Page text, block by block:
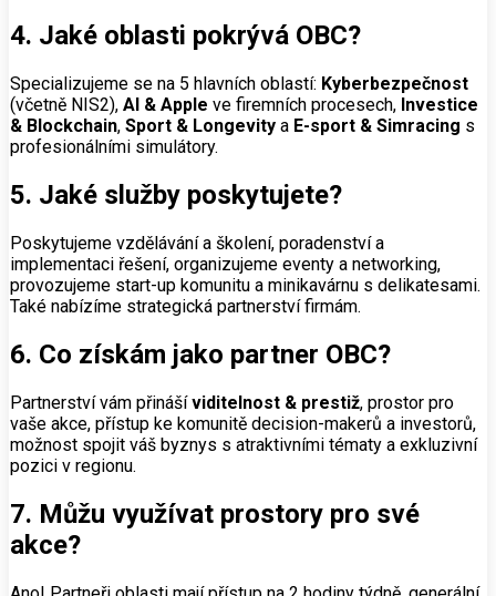
4. Jaké oblasti pokrývá OBC?
Specializujeme se na 5 hlavních oblastí: Kyberbezpečnost
(včetně NIS2), AI & Apple ve firemních procesech, Investice
& Blockchain, Sport & Longevity a E-sport & Simracing s
profesionálními simulátory.
5. Jaké služby poskytujete?
Poskytujeme vzdělávání a školení, poradenství a
implementaci řešení, organizujeme eventy a networking,
provozujeme start-up komunitu a minikavárnu s delikatesami.
Také nabízíme strategická partnerství firmám.
6. Co získám jako partner OBC?
Partnerství vám přinášíviditelnost & prestiž, prostor pro
vaše akce, přístup ke komunitě decision-makerů a investorů,
možnost spojit váš byznys s atraktivními tématy a exkluzivní
pozici v regionu.
7. Můžu využívat prostory pro své
akce?